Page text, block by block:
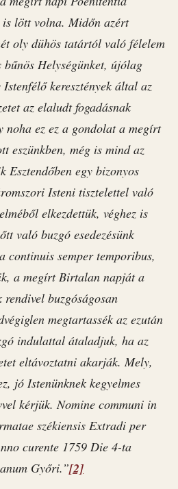
lött volna. Midőn azért
oly dühös tatártól való félelem
bűnös Helységünket, újólag
keresztények által az
az elaludt fogadásnak
ez ez a gondolat a megírt
eszünkben, még is mind az
egy bizonyos
Isteni tisztelettel való
elkezdettük, véghez is
való buzgó esedezésünk
continuis semper temporibus,
a megírt Birtalan napját a
buzgóságosan
megtartassék az ezután
indulattal átaladjuk, ha az
eltávoztatni akarják. Mely,
jó Istenünknek kegyelmes
kérjük. Nomine communi in
székiensis Extradi per
curente 1759 Die 4-ta
Győri.”[2]